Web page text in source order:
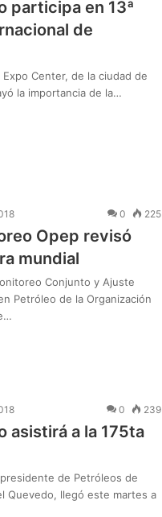
participa en 13ª
de
Center, de la ciudad de
la importancia de la…
0 225
Opep revisó
mundial
Conjunto y Ajuste
Petróleo de la Organización
0 239
asistirá a la 175ta
de Petróleos de
Quevedo, llegó este martes a